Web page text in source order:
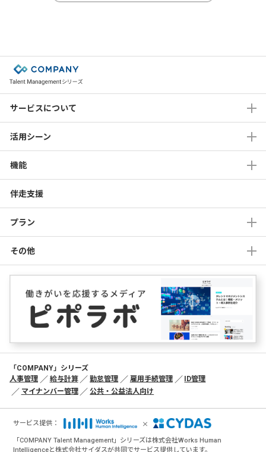
サービスについて
活用シーン
機能
伴走支援
プラン
その他
「COMPANY」シリーズ
人事管理
給与計算 勤怠管理 雇用手続管理
ID管理
マイナンバー管理
公共・公益法人向け
サービス提供： ×
「COMPANY Talent Management」シリーズは株式会社Works Human
Intelligenceと株式会社サイダスが共同でサービス提供しています。